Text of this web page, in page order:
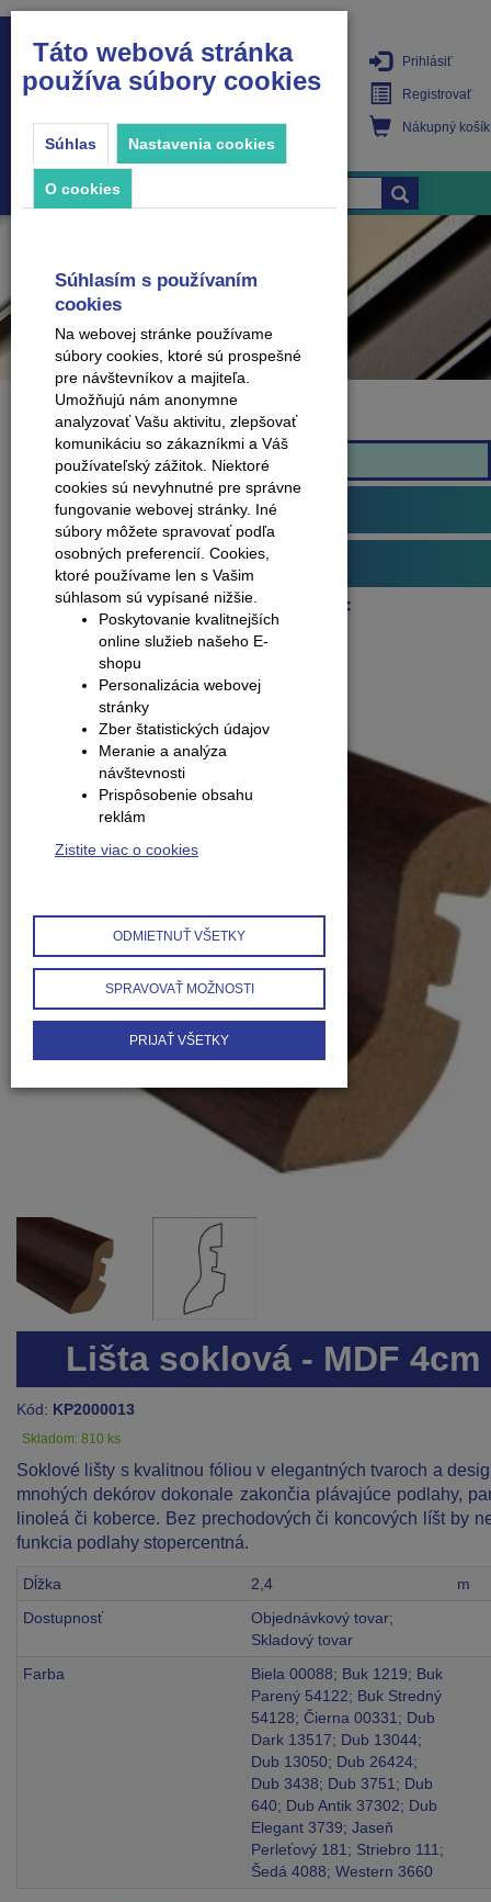
PRODUKTY
Prihlásiť
Registrovať
Nákupný košík
Značka
K-Produkt
Obvodové lišty (soklové)
Príslušenstvo k podlahám
Produkty
Lišty soklové MDF
Lišta soklová - MDF 4cm
Lišta soklová - MDF 4cm
Kód: KP2000013
Skladom: 810 ks
Soklové lišty s kvalitnou fóliou v elegantných tvaroch a
mnohých dekórov dokonale zakončia plávajúce podlahy,
linoleá či koberce. Bez prechodových či koncových líšt by
funkcia podlahy stopercentná.
Dĺžka 2,4
m
Dostupnosť
Objednávkový tovar;
Skladový tovar
Farba
Biela 00088; Buk 1219; Buk
Parený 54122; Buk Stredný
54128; Čierna 00331; Dub
Dark 13517; Dub 13044;
Dub 13050; Dub 26424;
Dub 3438; Dub 3751; Dub
640; Dub Antik 37302; Dub
Elegant 3739; Jaseň
Perleťový 181; Striebro 111;
Šedá 4088; Western 3660
Táto webová stránka
používa súbory cookies
Súhlas Nastavenia cookies
O cookies
Súhlasím s používaním
cookies
Na webovej stránke používame
súbory cookies, ktoré sú prospešné
pre návštevníkov a majiteľa.
Umožňujú nám anonymne
analyzovať Vašu aktivitu, zlepšovať
komunikáciu so zákazníkmi a Váš
používateľský zážitok. Niektoré
cookies sú nevyhnutné pre správne
fungovanie webovej stránky. Iné
súbory môžete spravovať podľa
osobných preferencií. Cookies,
ktoré používame len s Vašim
súhlasom sú vypísané nižšie.
Poskytovanie kvalitnejších
online služieb našeho E-
shopu
Personalizácia webovej
stránky
Zber štatistických údajov
Meranie a analýza
návštevnosti
Prispôsobenie obsahu
reklám
Zistite viac o cookies
ODMIETNUŤ VŠETKY
SPRAVOVAŤ MOŽNOSTI
PRIJAŤ VŠETKY